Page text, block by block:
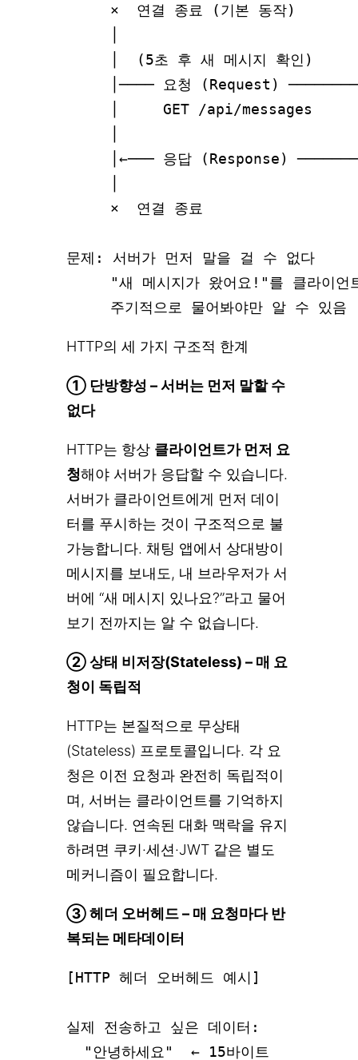
×  연결 종료 (기본 동작)
│  (5초 후 새 메시지 확인)
│──── 요청 (Request)
│     GET /api/messages
│←─── 응답 (Response)
×  연결 종료
문제: 서버가 먼저 말을 걸 수 없다
"새 메시지가 왔어요!"를 클라이언
HTTP의 세 가지 구조적 한계
① 단방향성 – 서버는 먼저 말할 수
없다
HTTP는 항상 클라이언트가 먼저 요
청해야 서버가 응답할 수 있습니다.
서버가 클라이언트에게 먼저 데이
터를 푸시하는 것이 구조적으로 불
가능합니다. 채팅 앱에서 상대방이
메시지를 보내도, 내 브라우저가 서
버에 “새 메시지 있나요?”라고 물어
보기 전까지는 알 수 없습니다.
② 상태 비저장(Stateless) – 매 요
청이 독립적
HTTP는 본질적으로 무상태
(Stateless) 프로토콜입니다. 각 요
청은 이전 요청과 완전히 독립적이
며, 서버는 클라이언트를 기억하지
않습니다. 연속된 대화 맥락을 유지
하려면 쿠키·세션·JWT 같은 별도
메커니즘이 필요합니다.
③ 헤더 오버헤드 – 매 요청마다 반
복되는 메타데이터
[HTTP 헤더 오버헤드 예시]
실제 전송하고 싶은 데이터:
  "안녕하세요"  ← 15바이트